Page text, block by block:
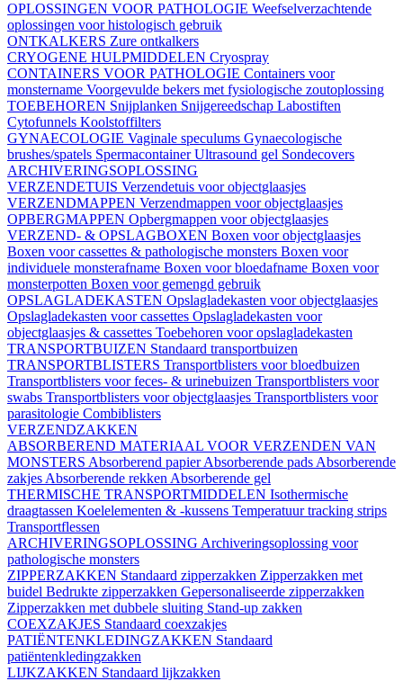
OPLOSSINGEN VOOR PATHOLOGIE Weefselverzachtende
oplossingen voor histologisch gebruik
ONTKALKERS Zure ontkalkers
CRYOGENE HULPMIDDELEN Cryospray
CONTAINERS VOOR PATHOLOGIE Containers voor
monstername Voorgevulde bekers met fysiologische zoutoplossing
TOEBEHOREN Snijplanken Snijgereedschap Labostiften
Cytofunnels Koolstoffilters
GYNAECOLOGIE Vaginale speculums Gynaecologische
brushes/spatels SpermacontainerUltrasound gel Sondecovers
ARCHIVERINGSOPLOSSING
VERZENDETUIS Verzendetuis voor objectglaasjes
VERZENDMAPPEN Verzendmappen voor objectglaasjes
OPBERGMAPPEN Opbergmappen voor objectglaasjes
VERZEND- & OPSLAGBOXEN Boxen voor objectglaasjes
Boxen voor cassettes & pathologische monsters Boxen voor
individuele monsterafname Boxen voor bloedafname Boxen voor
monsterpotten Boxen voor gemengd gebruik
OPSLAGLADEKASTEN Opslagladekasten voor objectglaasjes
Opslagladekasten voor cassettes Opslagladekasten voor
objectglaasjes & cassettes Toebehoren voor opslagladekasten
TRANSPORTBUIZEN Standaard transportbuizen
TRANSPORTBLISTERS Transportblisters voor bloedbuizen
Transportblisters voor feces- & urinebuizen Transportblisters voor
swabs Transportblisters voor objectglaasjes Transportblisters voor
parasitologie Combiblisters
VERZENDZAKKEN
ABSORBEREND MATERIAAL VOOR VERZENDEN VAN
MONSTERS Absorberend papierAbsorberende pads Absorberende
zakjes Absorberende rekken Absorberende gel
THERMISCHE TRANSPORTMIDDELEN Isothermische
draagtassen Koelelementen & -kussens Temperatuur tracking strips
Transportflessen
ARCHIVERINGSOPLOSSING Archiveringsoplossing voor
pathologische monsters
ZIPPERZAKKEN Standaard zipperzakken Zipperzakken met
buidel Bedrukte zipperzakken Gepersonaliseerde zipperzakken
Zipperzakken met dubbele sluiting Stand-up zakken
COEXZAKJES Standaard coexzakjes
PATIËNTENKLEDINGZAKKEN Standaard
patiëntenkledingzakken
LIJKZAKKEN Standaard lijkzakken